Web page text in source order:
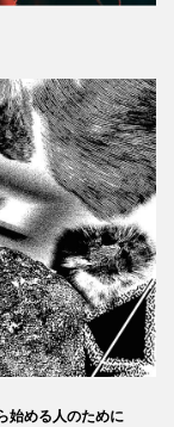
始める人のために